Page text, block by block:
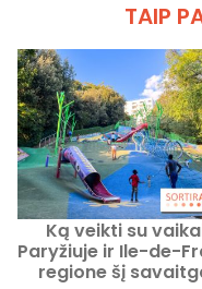
TAIP
Ką veikti su
Paryžiuje ir Ile-de-
regione šį